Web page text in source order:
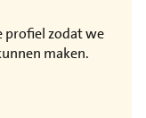
profiel zodat we
maken.